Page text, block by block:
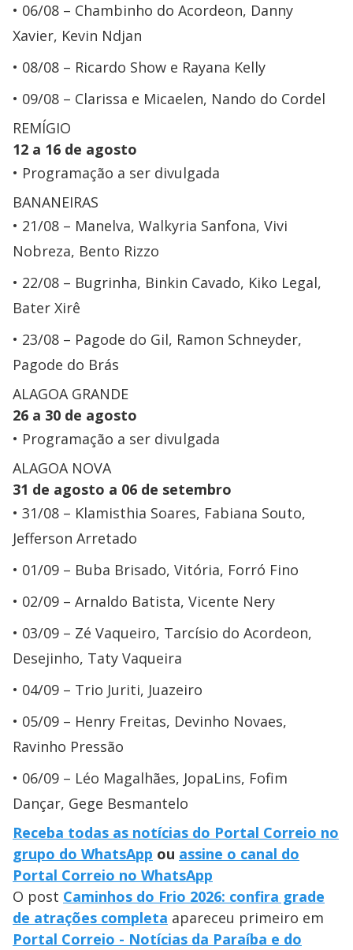
06/08 – Chambinho do Acordeon, Danny
Xavier, Kevin Ndjan
08/08 – Ricardo Show e Rayana Kelly
09/08 – Clarissa e Micaelen, Nando do Cordel
REMÍGIO
12 a 16 de agosto
Programação a ser divulgada
BANANEIRAS
21/08 – Manelva, Walkyria Sanfona, Vivi
Nobreza, Bento Rizzo
22/08 – Bugrinha, Binkin Cavado, Kiko Legal,
Bater Xirê
23/08 – Pagode do Gil, Ramon Schneyder,
Pagode do Brás
ALAGOA GRANDE
26 a 30 de agosto
Programação a ser divulgada
ALAGOA NOVA
31 de agosto a 06 de setembro
31/08 – Klamisthia Soares, Fabiana Souto,
Jefferson Arretado
01/09 – Buba Brisado, Vitória, Forró Fino
02/09 – Arnaldo Batista, Vicente Nery
03/09 – Zé Vaqueiro, Tarcísio do Acordeon,
Desejinho, Taty Vaqueira
04/09 – Trio Juriti, Juazeiro
05/09 – Henry Freitas, Devinho Novaes,
Ravinho Pressão
06/09 – Léo Magalhães, JopaLins, Fofim
Dançar, Gege Besmantelo
Receba todas as notícias do Portal Correio no
grupo do WhatsApp ou assine o canal do
Portal Correio no WhatsApp
O post Caminhos do Frio 2026: confira grade
de atrações completa apareceu primeiro em
Portal Correio - Notícias da Paraíba e do